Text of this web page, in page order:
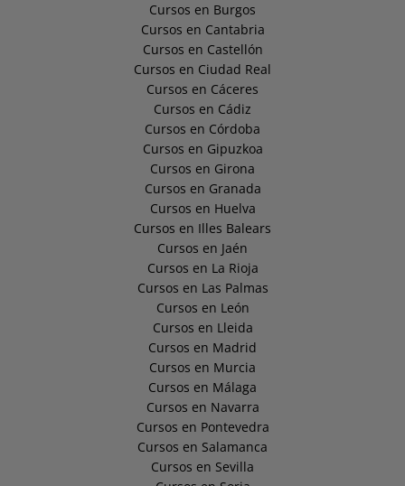
Cursos en Burgos
Cursos en Cantabria
Cursos en Castellón
Cursos en Ciudad Real
Cursos en Cáceres
Cursos en Cádiz
Cursos en Córdoba
Cursos en Gipuzkoa
Cursos en Girona
Cursos en Granada
Cursos en Huelva
Cursos en Illes Balears
Cursos en Jaén
Cursos en La Rioja
Cursos en Las Palmas
Cursos en León
Cursos en Lleida
Cursos en Madrid
Cursos en Murcia
Cursos en Málaga
Cursos en Navarra
Cursos en Pontevedra
Cursos en Salamanca
Cursos en Sevilla